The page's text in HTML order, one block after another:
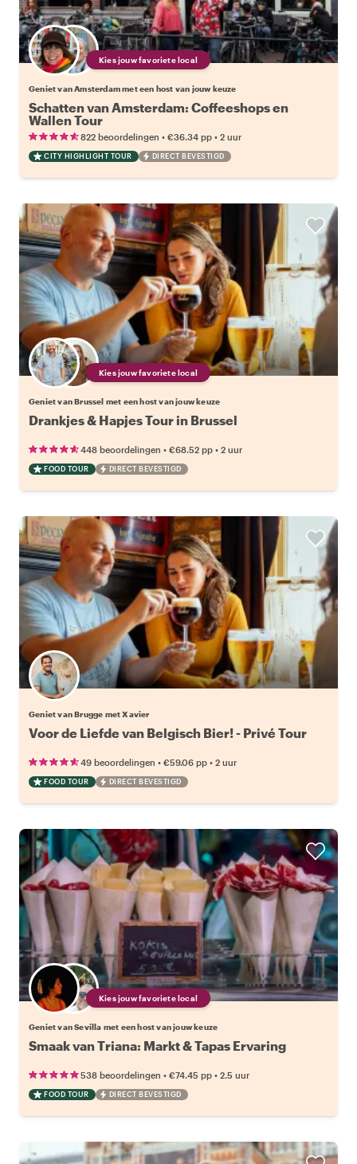
Kies jouw favoriete local
Geniet van Amsterdam met een host van jouw keuze
Schatten van Amsterdam: Coffeeshops en
Wallen Tour
822 beoordelingen • €36.34 pp • 2 uur
CITY HIGHLIGHT TOUR DIRECT BEVESTIGD
Kies jouw favoriete local
Geniet van Brussel met een host van jouw keuze
Drankjes & Hapjes Tour in Brussel
448 beoordelingen • €68.52 pp • 2 uur
FOOD TOUR DIRECT BEVESTIGD
Geniet van Brugge met Xavier
Voor de Liefde van Belgisch Bier! - Privé Tour
49 beoordelingen • €59.06 pp • 2 uur
FOOD TOUR DIRECT BEVESTIGD
Kies jouw favoriete local
Geniet van Sevilla met een host van jouw keuze
Smaak van Triana: Markt & Tapas Ervaring
538 beoordelingen • €74.45 pp • 2.5 uur
FOOD TOUR DIRECT BEVESTIGD